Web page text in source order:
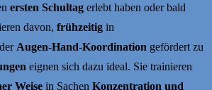
ersten Schultag erlebt haben oder bald
davon, frühzeitig in
Augen-Hand-Koordination gefördert zu
eignen sich dazu ideal. Sie trainieren
Weise in Sachen Konzentration und